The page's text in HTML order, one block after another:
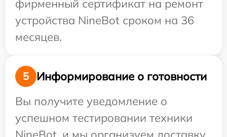
фирменный сертификат на ремонт
устройства NineBot сроком на 36
месяцев.
5
Информирование о готовности
Вы получите уведомление о
успешном тестировании техники